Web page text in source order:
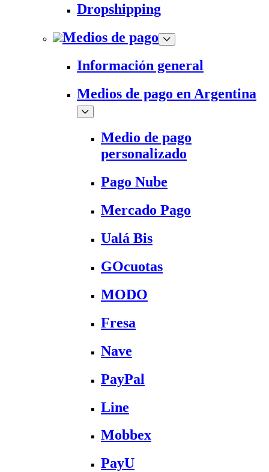
Dropshipping
Medios de pago
Información general
Medios de pago en Argentina
Medio de pago
personalizado
Pago Nube
Mercado Pago
Ualá Bis
GOcuotas
MODO
Fresa
Nave
PayPal
Line
Mobbex
PayU